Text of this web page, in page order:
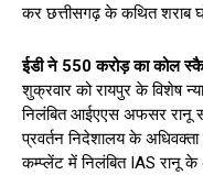
कर छत्तीसगढ़ के कथित शराब
ईडी ने 550 करोड़ का कोल
शुक्रवार को रायपुर के विशेष
निलंबित आईएएस अफसर रानू
प्रवर्तन निदेशालय के अधिवक्ता
कम्प्लेंट में निलंबित IAS रानू के